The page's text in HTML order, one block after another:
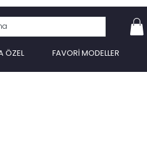
ÖZEL FAVORİ MODELLER